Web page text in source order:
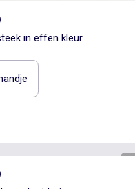
in effen kleur